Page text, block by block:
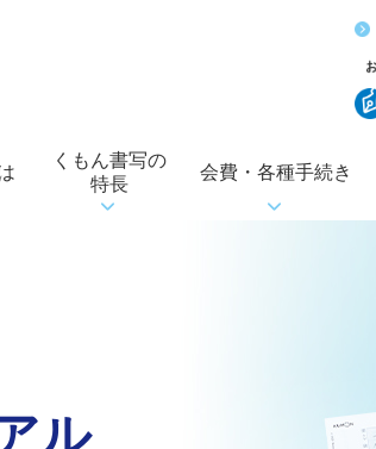
くもん書写の
特長
会費・各種手続き
ル